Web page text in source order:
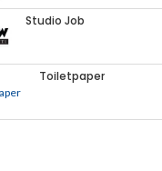
Studio Job
Toiletpaper